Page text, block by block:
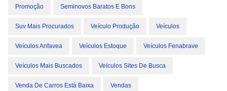
Promoção Seminovos Baratos E Bons
Suv Mais Procurados Veículo Produção Veículos
Veículos Anfavea Veículos Estoque Veículos Fenabrave
Veículos Mais Buscados Veículos Sites De Busca
Venda De Carros Está Baixa Vendas